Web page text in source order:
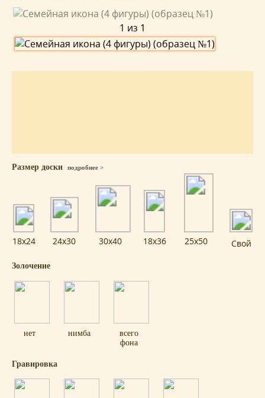
1 из 1
Размер доски подробнее >
18x24 24x30 30x40 18x36 25x50 Свой
Золочение
нет нимба
всего
фона
Гравировка